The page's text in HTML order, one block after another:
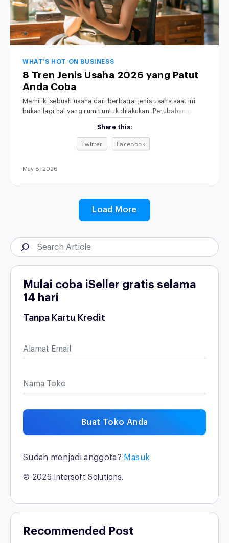
WHAT'S HOT ON BUSINESS
8 Tren Jenis Usaha 2026 yang Patut
Anda Coba
Memiliki sebuah usaha dari berbagai jenis usaha saat ini
bukan lagi hal yang rumit untuk dilakukan. Perubahan gaya
informasi membuat siapa pun punya kesempatan untuk
memulai bisnis, bahkan dari skala kecil sekalipun.
Menariknya, di tahun 2026, peluang usaha tidak hanya
Share this:
Twitter Facebook
May 8, 2026
Load More
Mulai coba iSeller gratis selama
14 hari
Tanpa Kartu Kredit
Alamat Email
Nama Toko
Buat Toko Anda
Sudah menjadi anggota? Masuk
© 2026 Intersoft Solutions.
Recommended Post